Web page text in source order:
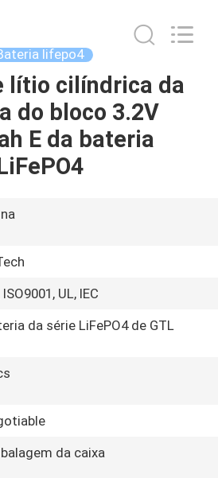
lifepo4
lítio cilíndrica da
do bloco 3.2V
E da bateria
ISO9001, UL, IEC
da série LiFePO4 de GTL
da caixa